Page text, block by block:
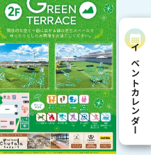
イベントカレンダー